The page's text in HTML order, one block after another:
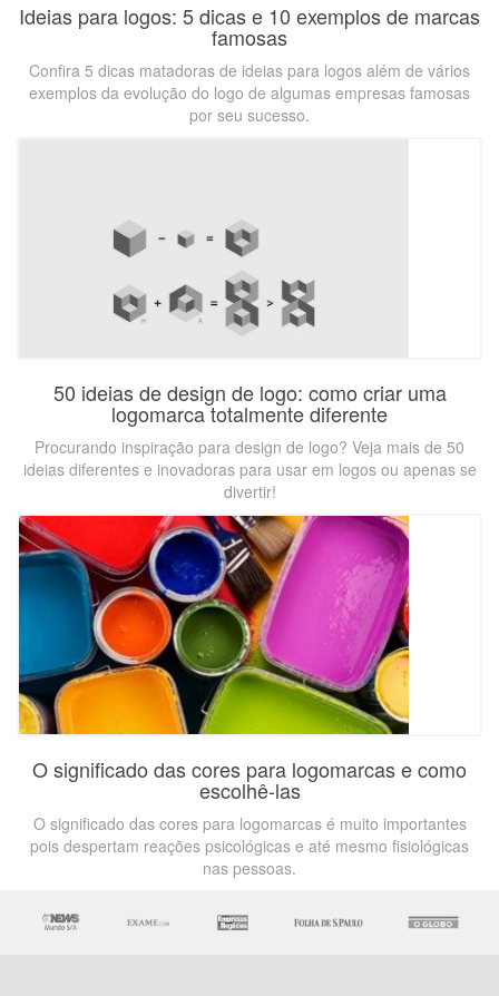
Ideias para logos: 5 dicas e 10 exemplos de marcas
famosas
Confira 5 dicas matadoras de ideias para logos além de vários
exemplos da evolução do logo de algumas empresas famosas
por seu sucesso.
50 ideias de design de logo: como criar uma
logomarca totalmente diferente
Procurando inspiração para design de logo? Veja mais de 50
ideias diferentes e inovadoras para usar em logos ou apenas se
divertir!
O significado das cores para logomarcas e como
escolhê-las
O significado das cores para logomarcas é muito importantes
pois despertam reações psicológicas e até mesmo fisiológicas
nas pessoas.